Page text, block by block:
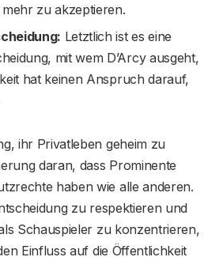
zu akzeptieren.
Letztlich ist es eine
mit wem D’Arcy ausgeht,
hat keinen Anspruch darauf,
ihr Privatleben geheim zu
daran, dass Prominente
haben wie alle anderen.
zu respektieren und
Schauspieler zu konzentrieren,
Einfluss auf die Öffentlichkeit